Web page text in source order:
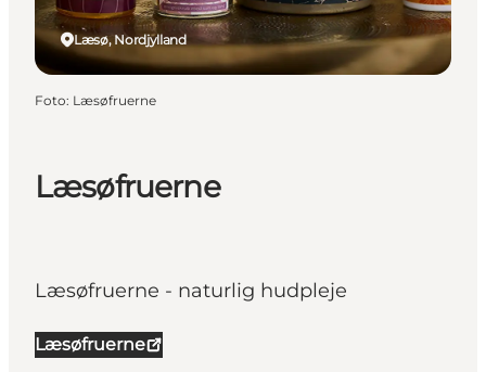
Læsøfruerne
Læsøfruerne - naturlig hudpleje
Læsøfruerne
Læsø, Nordjylland
Foto: Læsøfruerne